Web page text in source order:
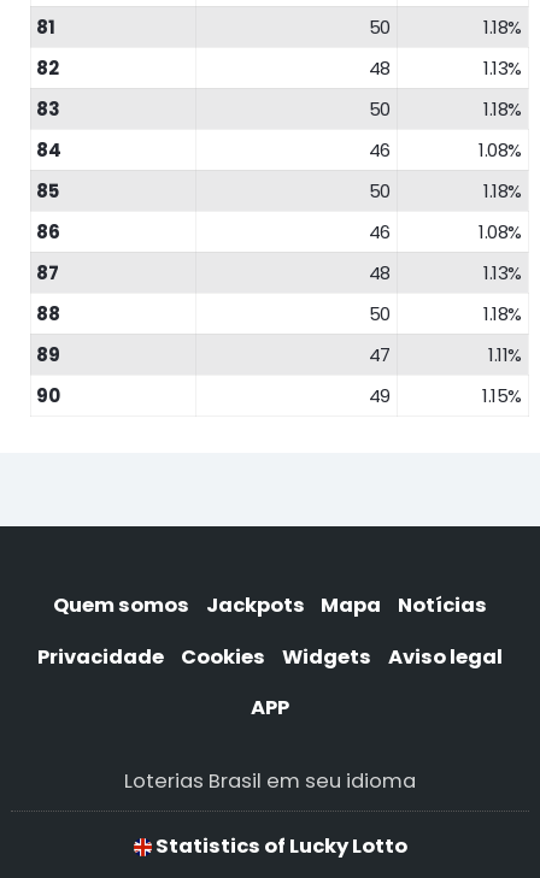
81
50
1.18%
82
48
1.13%
83
50
1.18%
84
46
1.08%
85
50
1.18%
86
46
1.08%
87
48
1.13%
88
50
1.18%
89
47
1.11%
90
49 1.15%
Quem somos Jackpots Mapa
Notícias
Privacidade
Cookies Widgets
Aviso legal
APP
Loterias Brasil em seu idioma
Statistics of Lucky Lotto